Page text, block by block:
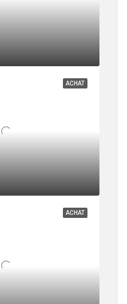
ACHAT
ACHAT